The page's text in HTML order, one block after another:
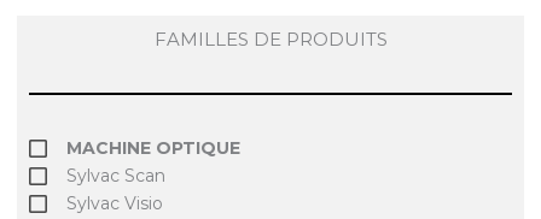
FAMILLES DE PRODUITS
MACHINE OPTIQUE
Sylvac Scan
Sylvac Visio